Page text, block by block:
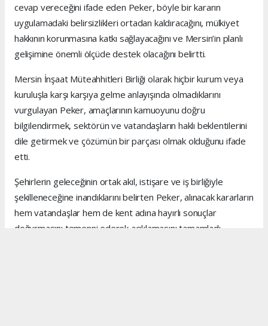
cevap vereceğini ifade eden Peker, böyle bir kararın
uygulamadaki belirsizlikleri ortadan kaldıracağını, mülkiyet
hakkının korunmasına katkı sağlayacağını ve Mersin’in planlı
gelişimine önemli ölçüde destek olacağını belirtti.
Mersin İnşaat Müteahhitleri Birliği olarak hiçbir kurum veya
kuruluşla karşı karşıya gelme anlayışında olmadıklarını
vurgulayan Peker, amaçlarının kamuoyunu doğru
bilgilendirmek, sektörün ve vatandaşların haklı beklentilerini
dile getirmek ve çözümün bir parçası olmak olduğunu ifade
etti.
Şehirlerin geleceğinin ortak akıl, istişare ve iş birliğiyle
şekilleneceğine inandıklarını belirten Peker, alınacak kararların
hem vatandaşlar hem de kent adına hayırlı sonuçlar
doğurmasını temenni ederek açıklamasını tamamladı.